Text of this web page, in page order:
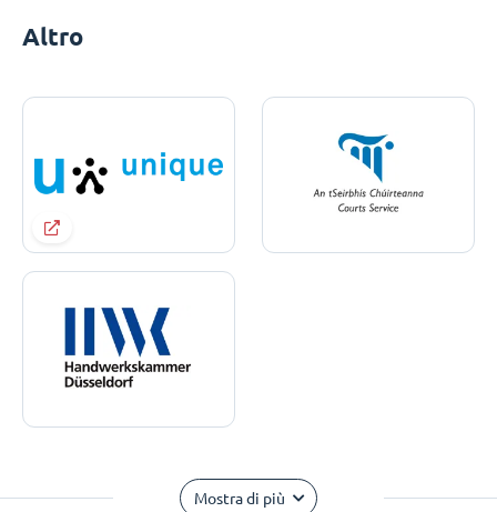
Altro
Mostra di più